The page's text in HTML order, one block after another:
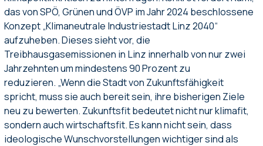
das von SPÖ, Grünen und ÖVP im Jahr 2024 beschlossene
Konzept „Klimaneutrale Industriestadt Linz 2040“
aufzuheben. Dieses sieht vor, die
Treibhausgasemissionen in Linz innerhalb von nur zwei
Jahrzehnten um mindestens 90 Prozent zu
reduzieren. „Wenn die Stadt von Zukunftsfähigkeit
spricht, muss sie auch bereit sein, ihre bisherigen Ziele
neu zu bewerten. Zukunftsfit bedeutet nicht nur klimafit,
sondern auch wirtschaftsfit. Es kann nicht sein, dass
ideologische Wunschvorstellungen wichtiger sind als